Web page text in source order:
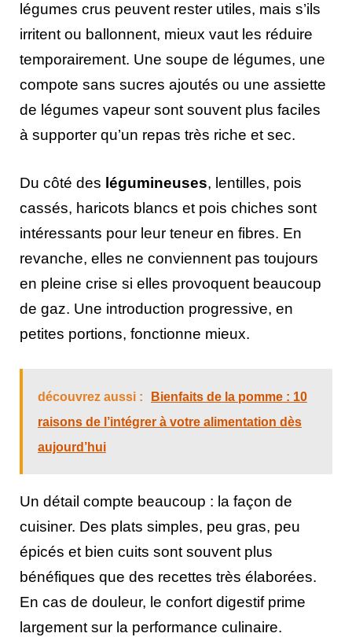
légumes crus peuvent rester utiles, mais s’ils
irritent ou ballonnent, mieux vaut les réduire
temporairement. Une soupe de légumes, une
compote sans sucres ajoutés ou une assiette
de légumes vapeur sont souvent plus faciles
à supporter qu’un repas très riche et sec.
Du côté des légumineuses, lentilles, pois
cassés, haricots blancs et pois chiches sont
intéressants pour leur teneur en fibres. En
revanche, elles ne conviennent pas toujours
en pleine crise si elles provoquent beaucoup
de gaz. Une introduction progressive, en
petites portions, fonctionne mieux.
découvrez aussi :
Bienfaits de la pomme : 10
raisons de l’intégrer à votre alimentation dès
aujourd’hui
Un détail compte beaucoup : la façon de
cuisiner. Des plats simples, peu gras, peu
épicés et bien cuits sont souvent plus
bénéfiques que des recettes très élaborées.
En cas de douleur, le confort digestif prime
largement sur la performance culinaire.